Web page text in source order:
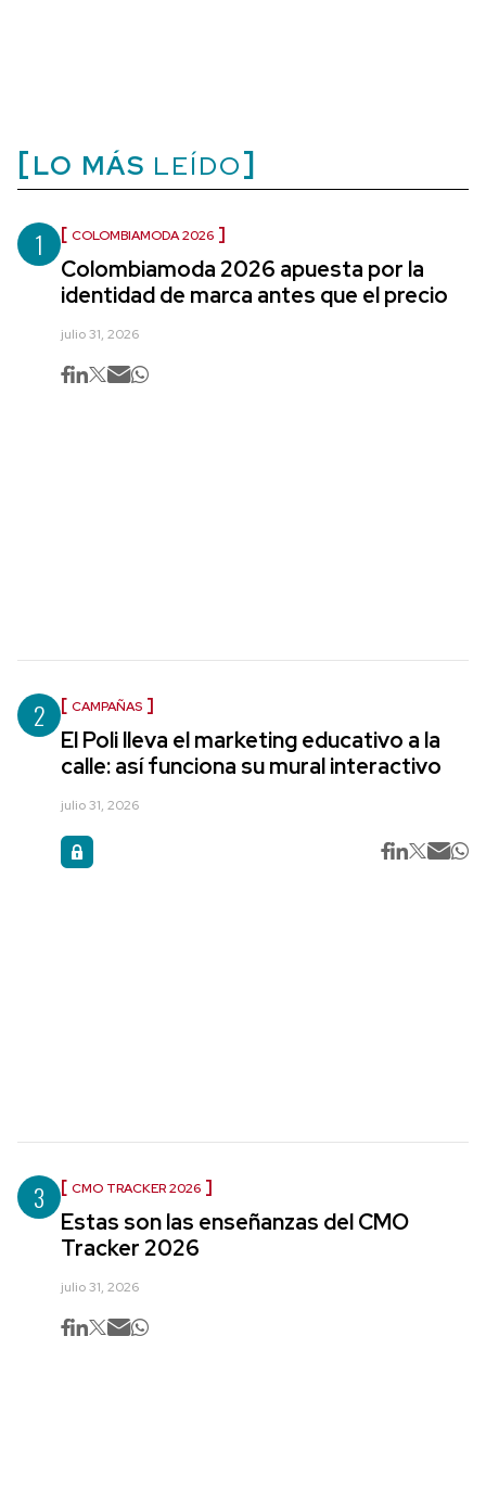
LO MÁS LEÍDO
1 COLOMBIAMODA 2026
Colombiamoda 2026 apuesta por la
identidad de marca antes que el precio
julio 31, 2026
2 CAMPAÑAS
El Poli lleva el marketing educativo a la
calle: así funciona su mural interactivo
julio 31, 2026
3 CMO TRACKER 2026
Estas son las enseñanzas del CMO
Tracker 2026
julio 31, 2026